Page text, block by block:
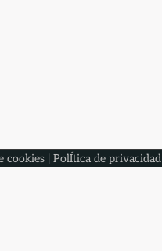
cookies | PolÍtica de privacidad